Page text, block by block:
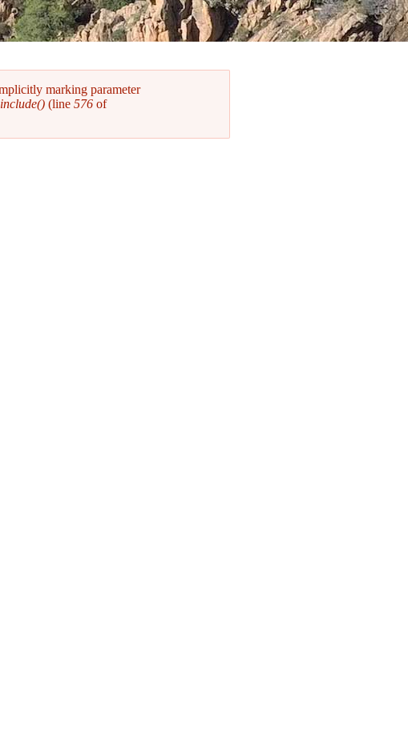
marking parameter
include() (line 576 of